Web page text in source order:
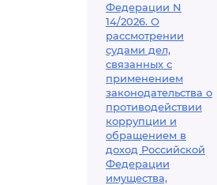
Федерации N
14/2026. О
рассмотрении
судами дел,
связанных с
применением
законодательства о
противодействии
коррупции и
обращением в
доход Российской
Федерации
имущества,